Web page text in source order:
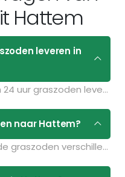
Hattem
leveren in
Grasleveren.nl kan binnen 24 uur graszoden leveren in Hattem. Als u bijvoorbeeld graszoden op maandag bestelt voor 11:30 kunt u ze de volgende dag geleverd krijgen. Kijk voor de actuele leverdagen op de pagina
naar Hattem?
De transportkosten van de graszoden verschillen per postcodegebied en zijn afhankelijk van de hoeveelheid graszoden die u bestelt. Bent u benieuwd naar de prijzen? Vul uw gegevens in op de pagina